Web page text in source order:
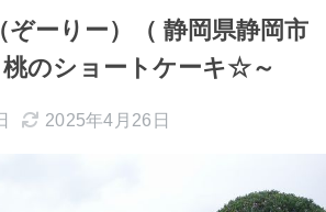
ぞーりー）（ 静岡県静岡市
のショートケーキ☆～
2025年4月26日